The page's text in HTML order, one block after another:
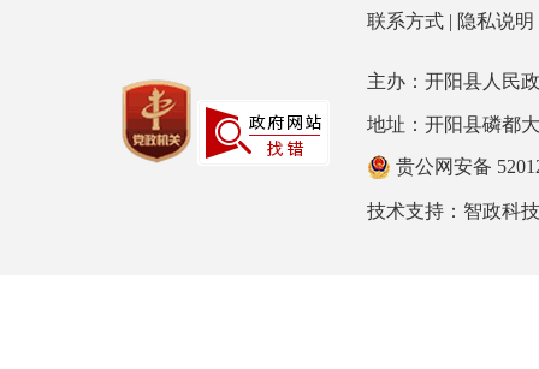
行政事业性收
三、收到
联系方式 | 隐私说明
主办：开阳县人民
地址：开阳县磷都
贵公网安备
技术支持： 智政科